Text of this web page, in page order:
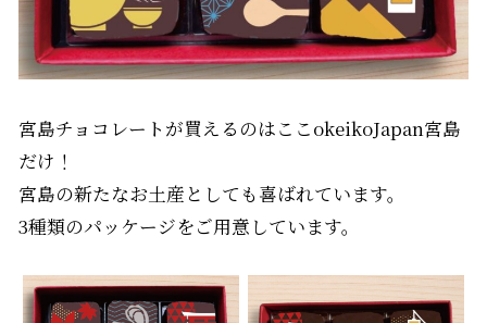
宮島チョコレートが買えるのはここokeikoJapan宮島
だけ！
宮島の新たなお土産としても喜ばれています。
3種類のパッケージをご用意しています。